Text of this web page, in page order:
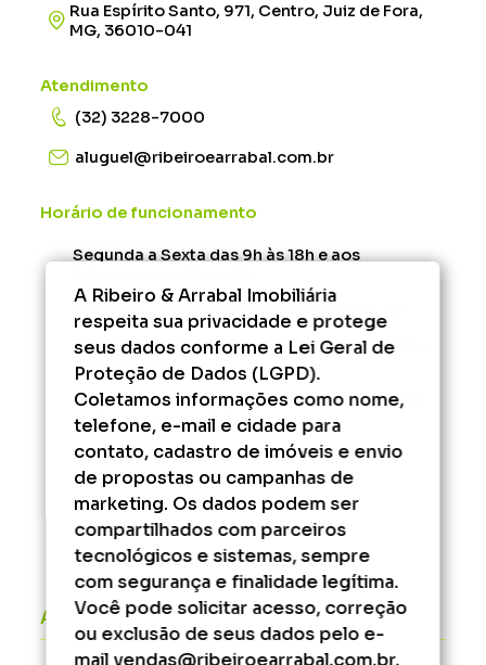
Rua Espírito Santo, 971, Centro, Juiz de Fora,
MG, 36010-041
Atendimento
(32) 3228-7000
aluguel@ribeiroearrabal.com.br
Horário de funcionamento
Segunda a Sexta das 9h às 18h e aos
Administrativo/Financeiro - Segunda à Sexta
das 9h às 17h.
Fora desse horário, consulte os serviços que
podem ser agendados.
Áreas do cliente
A Ribeiro & Arrabal Imobiliária
respeita sua privacidade e protege
seus dados conforme a Lei Geral de
Proteção de Dados (LGPD).
Coletamos informações como nome,
telefone, e-mail e cidade para
contato, cadastro de imóveis e envio
de propostas ou campanhas de
marketing. Os dados podem ser
compartilhados com parceiros
tecnológicos e sistemas, sempre
com segurança e finalidade legítima.
Você pode solicitar acesso, correção
ou exclusão de seus dados pelo e-
mail vendas@ribeiroearrabal.com.br.